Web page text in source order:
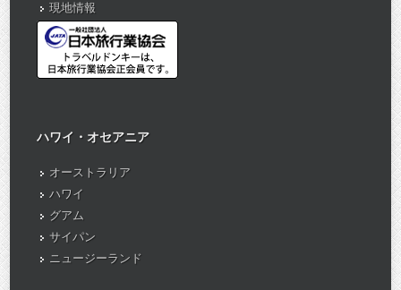
現地情報
ハワイ・オセアニア
オーストラリア
ハワイ
グアム
サイパン
ニュージーランド